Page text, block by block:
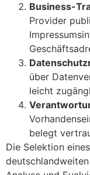
Business-
Provider
über
leicht
belegt
Die Selektion